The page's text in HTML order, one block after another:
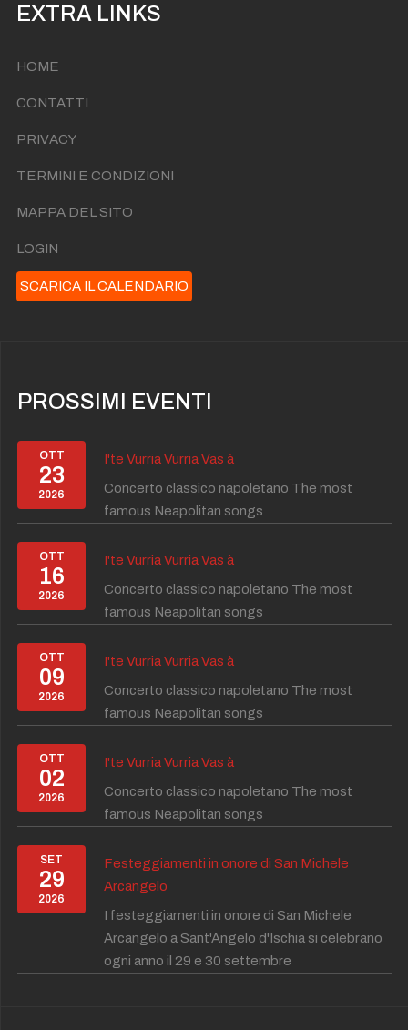
EXTRA LINKS
HOME
CONTATTI
PRIVACY
TERMINI E CONDIZIONI
MAPPA DEL SITO
LOGIN
SCARICA IL CALENDARIO
PROSSIMI EVENTI
OTT
23
2026
I'te Vurria Vurria Vas à
Concerto classico napoletano The most
famous Neapolitan songs
OTT
16
2026
I'te Vurria Vurria Vas à
Concerto classico napoletano The most
famous Neapolitan songs
OTT
09
2026
I'te Vurria Vurria Vas à
Concerto classico napoletano The most
famous Neapolitan songs
OTT
02
2026
I'te Vurria Vurria Vas à
Concerto classico napoletano The most
famous Neapolitan songs
SET
29
2026
Festeggiamenti in onore di San Michele
Arcangelo
I festeggiamenti in onore di San Michele
Arcangelo a Sant'Angelo d'Ischia si celebrano
ogni anno il 29 e 30 settembre